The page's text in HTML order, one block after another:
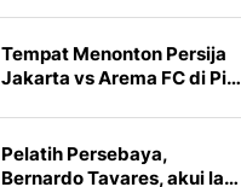
Tempat Menonton Persija
Jakarta vs Arema FC di Pi…
Pelatih Persebaya,
Bernardo Tavares, akui la…